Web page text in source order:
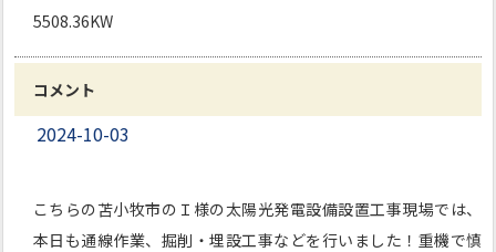
5508.36KW
コメント
2024-10-03
こちらの苫小牧市のＩ様の太陽光発電設備設置工事現場では、
本日も通線作業、掘削・埋設工事などを行いました！重機で慎